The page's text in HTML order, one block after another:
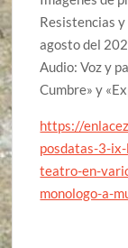
Resistencias
agosto del
Audio: Voz y
Cumbre» y
https://
posdatas-3-
teatro-en-
monologo-a-